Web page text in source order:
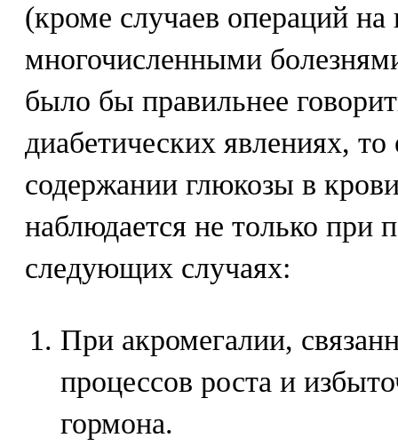
(кроме случаев операций
многочисленными
было бы правильнее
диабетических явлениях,
содержании глюкозы в
наблюдается не только при
следующих случаях:
При акромегалии,
процессов роста и
гормона.